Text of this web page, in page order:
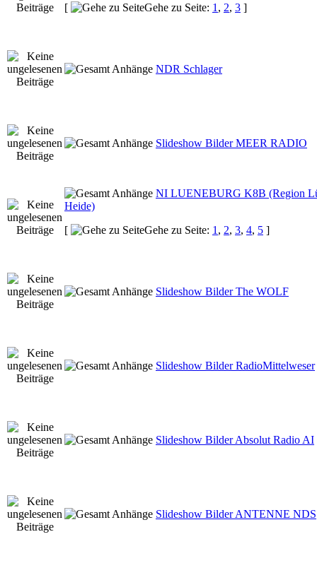
[
Gehe zu Seite: 1 , 2, 3 ]
NDR Schlager
Slideshow Bilder MEER RADIO
NI LUENEBURG K8B (Region
Heide)
[
Gehe zu Seite: 1 , 2, 3, 4, 5 ]
Slideshow Bilder The WOLF
Slideshow Bilder RadioMittelweser
Slideshow Bilder Absolut Radio AI
Slideshow Bilder ANTENNE NDS